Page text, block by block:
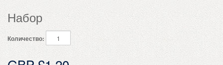
Набор
Количество: